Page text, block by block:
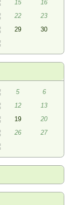
¦ 15
16
¦ 22
23
¦ 29
30
¦
¦ 5
6
¦ 12
13
¦ 19
20
¦ 26
27
¦